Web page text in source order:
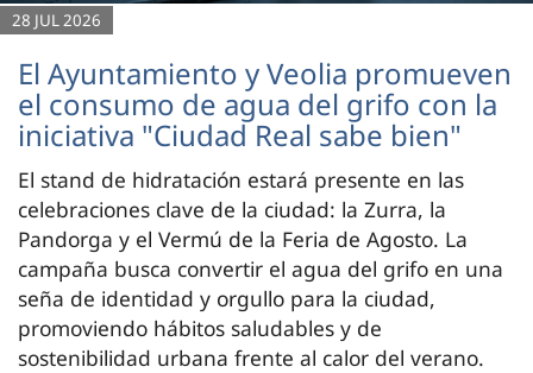
28 JUL 2026
El Ayuntamiento y Veolia promueven
el consumo de agua del grifo con la
iniciativa "Ciudad Real sabe bien"
El stand de hidratación estará presente en las
celebraciones clave de la ciudad: la Zurra, la
Pandorga y el Vermú de la Feria de Agosto. La
campaña busca convertir el agua del grifo en una
seña de identidad y orgullo para la ciudad,
promoviendo hábitos saludables y de
sostenibilidad urbana frente al calor del verano.